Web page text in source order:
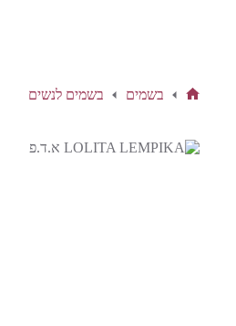
בשמים בשמים לנשים